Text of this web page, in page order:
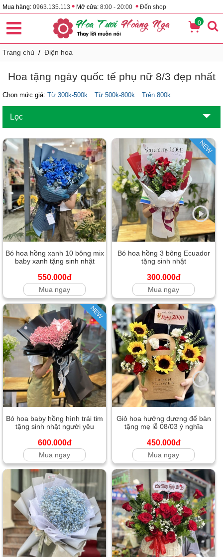
Mua hàng: 0963.135.113 • Mở cửa: 8:00 - 20:00 • Đến shop
0
Trang chủ / Điện hoa
Hoa tặng ngày quốc tế phụ nữ 8/3 đẹp nhất
Chọn mức giá: Từ 300k-500k Từ 500k-800k Trên 800k
Lọc
Bó hoa hồng xanh 10 bông mix
baby xanh tặng sinh nhật
550.000đ
Mua ngay
NEW
Bó hoa hồng 3 bông Ecuador
tặng sinh nhật
300.000đ
Mua ngay
NEW
Bó hoa baby hồng hình trái tim
tặng sinh nhật người yêu
600.000đ
Mua ngay
Giỏ hoa hướng dương để bàn
tặng mẹ lễ 08/03 ý nghĩa
450.000đ
Mua ngay